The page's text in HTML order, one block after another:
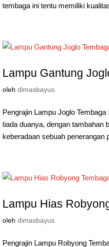
tembaga ini tentu memiliki
Lampu Gantung
olehdimasbayus
Pengrajin Lampu Joglo
tiada duanya, dengan tambahan
keberadaan sebuah penerangan
Lampu Hias
olehdimasbayus
Pengrajin Lampu Robyong